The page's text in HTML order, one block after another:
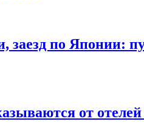
заезд по Японии:
от отелей